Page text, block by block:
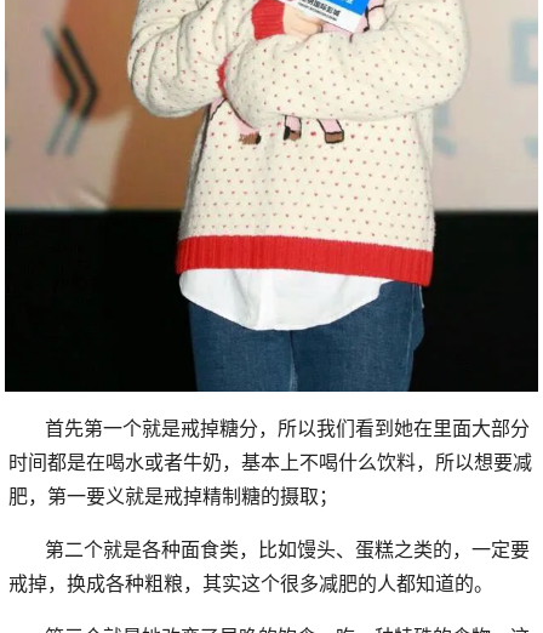
首先第一个就是戒掉糖分，所以我们看到她在里面大部分
时间都是在喝水或者牛奶，基本上不喝什么饮料，所以想要减
肥，第一要义就是戒掉精制糖的摄取；
第二个就是各种面食类，比如馒头、蛋糕之类的，一定要
戒掉，换成各种粗粮，其实这个很多减肥的人都知道的。